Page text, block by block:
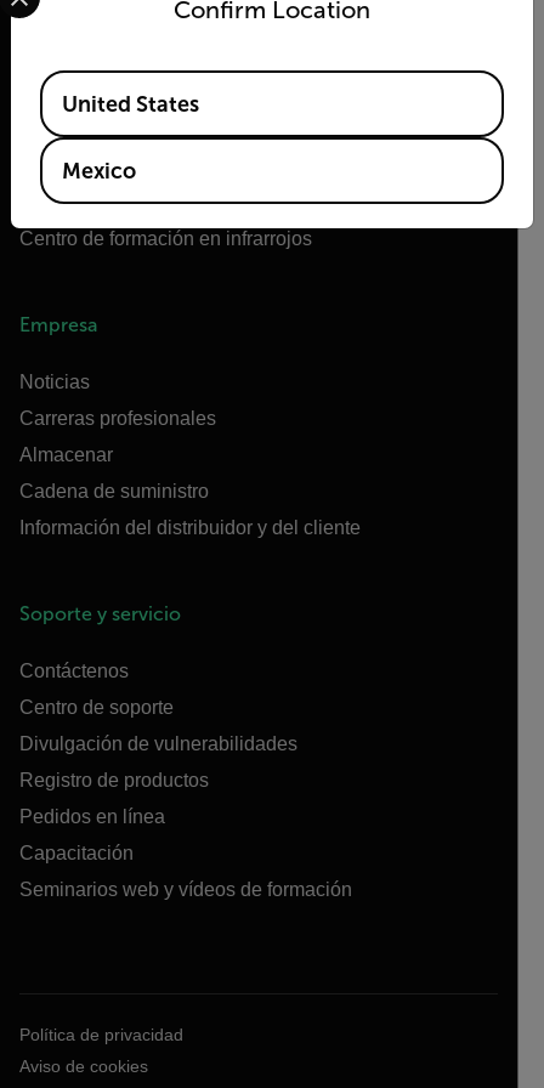
Tecnologías Teledyne
OEM de Teledyne FLIR
Flir Marine
Extech
Raymarine
Centro de formación en infrarrojos
Empresa
Noticias
Carreras profesionales
Almacenar
Cadena de suministro
Información del distribuidor y del cliente
Soporte y servicio
Contáctenos
Centro de soporte
Divulgación de vulnerabilidades
Registro de productos
Pedidos en línea
Capacitación
Seminarios web y vídeos de formación
Política de privacidad
Aviso de cookies
Confirm Location
Available Locations
United States
Mexico